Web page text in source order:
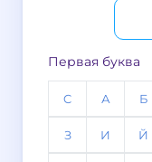
Первая буква
C А Б
З И Й